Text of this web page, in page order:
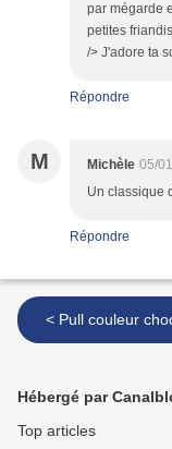
par mégarde
petites
/> J'adore ta
Répondre
M Michèle 05/
Un classique
Répondre
< Pull couleur
Hébergé par
Top articles